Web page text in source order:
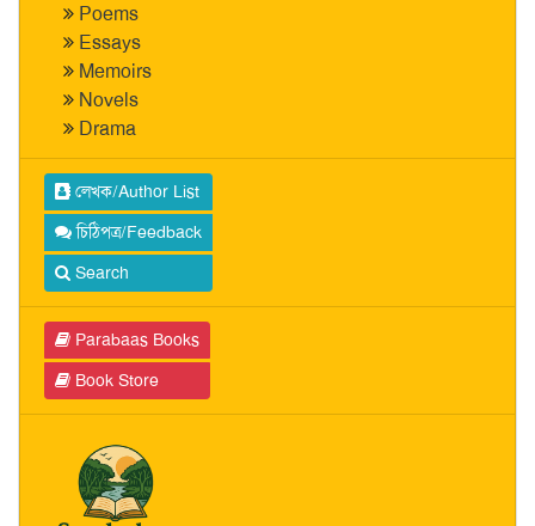
Poems
Essays
Memoirs
Novels
Drama
লেখক/Author List
চিঠিপত্র/Feedback
Search
Parabaas Books
Book Store